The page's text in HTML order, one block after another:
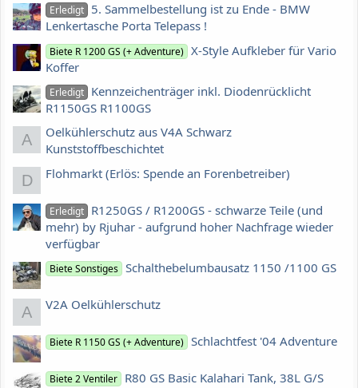
Erledigt 5. Sammelbestellung ist zu Ende - BMW
Lenkertasche Porta Telepass !
Biete R 1200 GS (+ Adventure) X-Style Aufkleber für Vario
Koffer
Erledigt Kennzeichenträger inkl. Diodenrücklicht
R1150GS R1100GS
A
Oelkühlerschutz aus V4A Schwarz
Kunststoffbeschichtet
D Flohmarkt (Erlös: Spende an Forenbetreiber)
Erledigt R1250GS / R1200GS - schwarze Teile (und
mehr) by Rjuhar - aufgrund hoher Nachfrage wieder
verfügbar
Biete Sonstiges Schalthebelumbausatz 1150 /1100 GS
A V2A Oelkühlerschutz
Biete R 1150 GS (+ Adventure) Schlachtfest '04 Adventure
Biete 2 Ventiler R80 GS Basic Kalahari Tank, 38L G/S